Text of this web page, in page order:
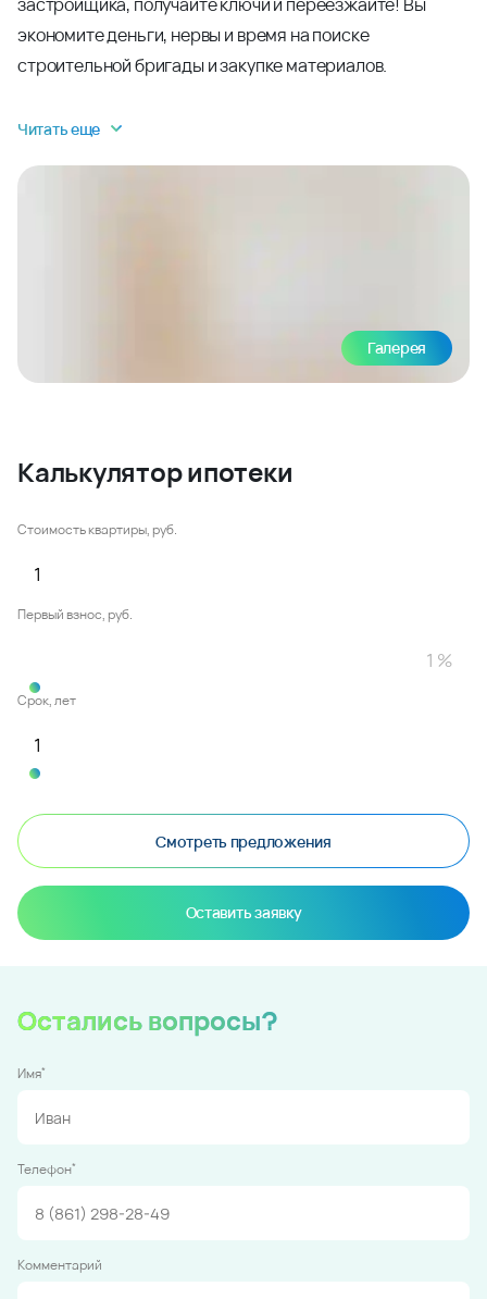
экономите деньги, нервы и время на поиске
строительной бригады и закупке материалов.
Читать еще
Галерея
Калькулятор ипотеки
Стоимость квартиры, руб.
Первый взнос, руб.
Срок, лет
Смотреть предложения
Оставить заявку
Остались вопросы?
Имя*
Телефон*
Комментарий